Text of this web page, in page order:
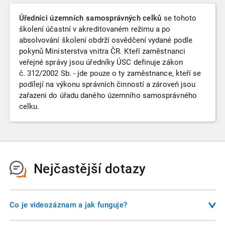
Úředníci územních samosprávných celků se tohoto
školení účastní v akreditovaném režimu a po
absolvování školení obdrží osvědčení vydané podle
pokynů Ministerstva vnitra ČR. Kteří zaměstnanci
veřejné správy jsou úředníky ÚSC definuje zákon
č. 312/2002 Sb. - jde pouze o ty zaměstnance, kteří se
podílejí na výkonu správních činností a zároveň jsou
zařazeni do úřadu daného územního samosprávného
celku.
Nejčastější dotazy
Co je videozáznam a jak funguje?